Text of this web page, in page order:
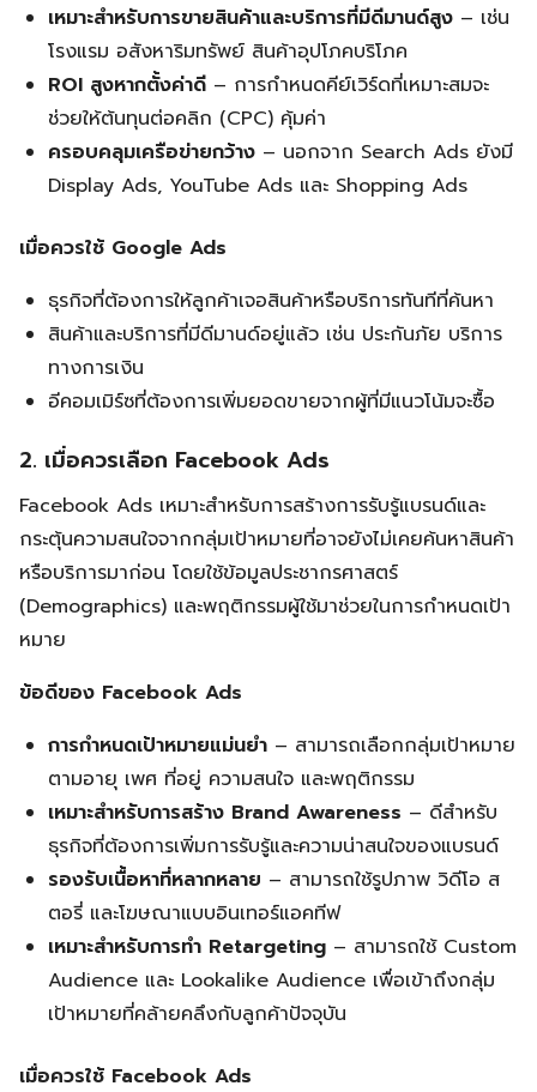
เหมาะสำหรับการขายสินค้าและบริการที่มีดีมานด์สูง – เช่น
โรงแรม อสังหาริมทรัพย์ สินค้าอุปโภคบริโภค
ROI สูงหากตั้งค่าดี – การกำหนดคีย์เวิร์ดที่เหมาะสมจะ
ช่วยให้ต้นทุนต่อคลิก (CPC) คุ้มค่า
ครอบคลุมเครือข่ายกว้าง – นอกจาก Search Ads ยังมี
Display Ads, YouTube Ads และ Shopping Ads
เมื่อควรใช้ Google Ads
ธุรกิจที่ต้องการให้ลูกค้าเจอสินค้าหรือบริการทันทีที่ค้นหา
สินค้าและบริการที่มีดีมานด์อยู่แล้ว เช่น ประกันภัย บริการ
ทางการเงิน
อีคอมเมิร์ซที่ต้องการเพิ่มยอดขายจากผู้ที่มีแนวโน้มจะซื้อ
2. เมื่อควรเลือก Facebook Ads
Facebook Ads เหมาะสำหรับการสร้างการรับรู้แบรนด์และ
กระตุ้นความสนใจจากกลุ่มเป้าหมายที่อาจยังไม่เคยค้นหาสินค้า
หรือบริการมาก่อน โดยใช้ข้อมูลประชากรศาสตร์
(Demographics) และพฤติกรรมผู้ใช้มาช่วยในการกำหนดเป้า
หมาย
ข้อดีของ Facebook Ads
การกำหนดเป้าหมายแม่นยำ – สามารถเลือกกลุ่มเป้าหมาย
ตามอายุ เพศ ที่อยู่ ความสนใจ และพฤติกรรม
เหมาะสำหรับการสร้าง Brand Awareness – ดีสำหรับ
ธุรกิจที่ต้องการเพิ่มการรับรู้และความน่าสนใจของแบรนด์
รองรับเนื้อหาที่หลากหลาย – สามารถใช้รูปภาพ วิดีโอ ส
ตอรี่ และโฆษณาแบบอินเทอร์แอคทีฟ
เหมาะสำหรับการทำ Retargeting – สามารถใช้ Custom
Audience และ Lookalike Audience เพื่อเข้าถึงกลุ่ม
เป้าหมายที่คล้ายคลึงกับลูกค้าปัจจุบัน
เมื่อควรใช้ Facebook Ads